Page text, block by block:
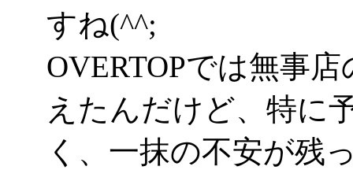
すね(^^;
OVERTOPでは無事
えたんだけど、特に
く、一抹の不安が残